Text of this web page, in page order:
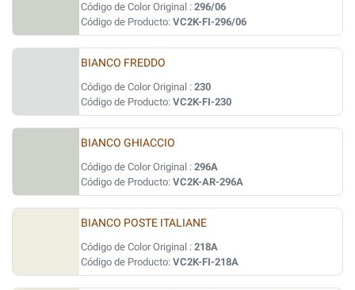
Código de Color Original : 296/06
Código de Producto: VC2K-FI-296/06
BIANCO FREDDO
Código de Color Original : 230
Código de Producto: VC2K-FI-230
BIANCO GHIACCIO
Código de Color Original : 296A
Código de Producto: VC2K-AR-296A
BIANCO POSTE ITALIANE
Código de Color Original : 218A
Código de Producto: VC2K-FI-218A